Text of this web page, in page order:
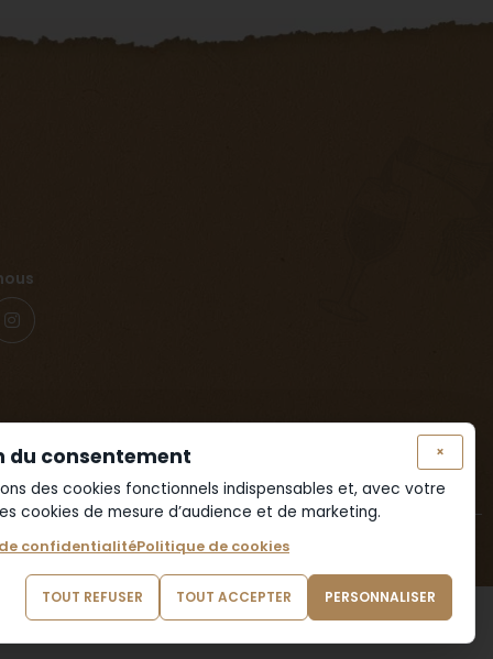
pour la santé. Consommer avec modération.
×
du consentement
des cookies fonctionnels indispensables et, avec votre
cookies de mesure d’audience et de marketing.
confidentialitéPolitique de cookies
TOUT REFUSER TOUT ACCEPTER PERSONNALISER